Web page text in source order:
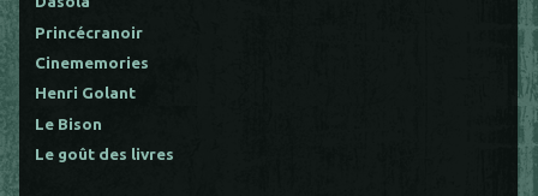
Princécranoir
Cinememories
Henri Golant
Le Bison
Le goût des livres